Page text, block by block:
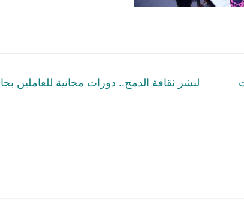
Previous
لنشر ثقافة الدمج.. دورات مجانية للعاملين